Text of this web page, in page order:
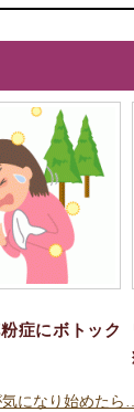
症にボトック
気になり始めた